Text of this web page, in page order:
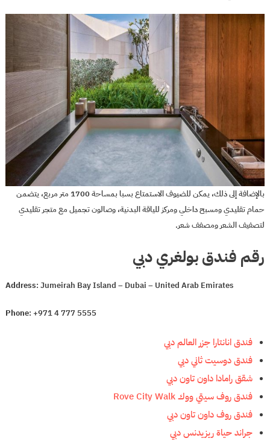
بالإضافة إلى ذلك، يمكن للضيوف الاستمتاع بسبا بمساحة 1700 متر مربع، يتضمن
حمام تقليدي ومسبح داخلي ومركز للياقة البدنية، وصالون تجميل مع متجر تقليدي
لتصفيف الشعر ومصفف شعر.
رقم فندق بولغري دبي
Address: Jumeirah Bay Island – Dubai – United Arab Emirates
Phone: +971 4 777 5555
فندق انانتارا جزر العالم دبي
فندق دوسيت ثاني دبي
شقق رامادا داون تاون دبي
فندق روف سيتي ووك Rove City Walk
فندق روف داون تاون دبي
جراند حياة ريزيدنس دبي